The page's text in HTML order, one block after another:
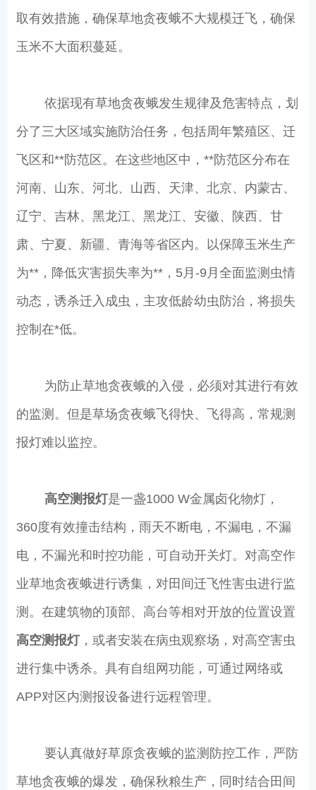
取有效措施，确保草地贪夜蛾不大规模迁飞，确保
玉米不大面积蔓延。
依据现有草地贪夜蛾发生规律及危害特点，划
分了三大区域实施防治任务，包括周年繁殖区、迁
飞区和**防范区。在这些地区中，**防范区分布在
河南、山东、河北、山西、天津、北京、内蒙古、
辽宁、吉林、黑龙江、黑龙江、安徽、陕西、甘
肃、宁夏、新疆、青海等省区内。以保障玉米生产
为**，降低灾害损失率为**，5月-9月全面监测虫情
动态，诱杀迁入成虫，主攻低龄幼虫防治，将损失
控制在*低。
为防止草地贪夜蛾的入侵，必须对其进行有效
的监测。但是草场贪夜蛾飞得快、飞得高，常规测
报灯难以监控。
高空测报灯是一盏1000 W金属卤化物灯，
360度有效撞击结构，雨天不断电，不漏电，不漏
电，不漏光和时控功能，可自动开关灯。对高空作
业草地贪夜蛾进行诱集，对田间迁飞性害虫进行监
测。在建筑物的顶部、高台等相对开放的位置设置
高空测报灯，或者安装在病虫观察场，对高空害虫
进行集中诱杀。具有自组网功能，可通过网络或
APP对区内测报设备进行远程管理。
要认真做好草原贪夜蛾的监测防控工作，严防
草地贪夜蛾的爆发，确保秋粮生产，同时结合田间